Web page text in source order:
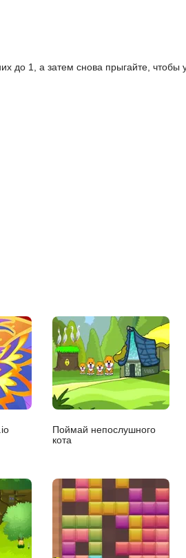
до 1, а затем снова прыгайте, чтобы
Поймай непослушного
кота